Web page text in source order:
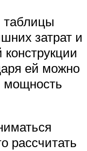
таблицы
затрат и
ей можно
рассчитать